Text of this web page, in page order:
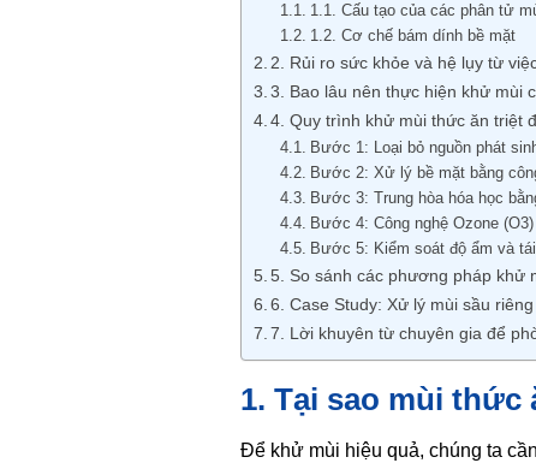
1.1. Cấu tạo của các phân tử
1.2. Cơ chế bám dính bề mặt
2. Rủi ro sức khỏe và hệ lụy từ
3. Bao lâu nên thực hiện khử mùi
4. Quy trình khử mùi thức ăn triệt
Bước 1: Loại bỏ nguồn phát
Bước 2: Xử lý bề mặt bằng
Bước 3: Trung hòa hóa học
Bước 4: Công nghệ Ozone
Bước 5: Kiểm soát độ ẩm và
5. So sánh các phương pháp khử
6. Case Study: Xử lý mùi sầu
7. Lời khuyên từ chuyên gia để
1. Tại sao mùi thức
Để khử mùi hiệu quả, chúng ta